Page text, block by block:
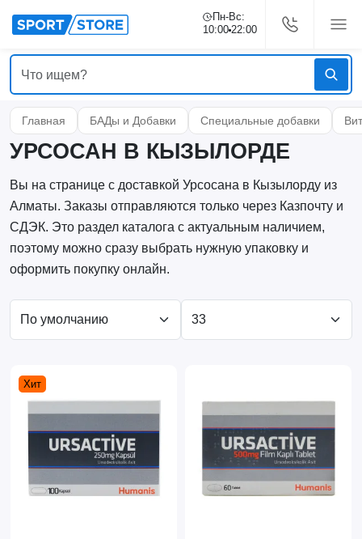
Пн-Вс:
10:00 22:00
Главная БАДы и Добавки Специальные добавки
УРСОСАН В КЫЗЫЛОРДЕ
Вы на странице с доставкой Урсосана в Кызылорду из
Алматы. Заказы отправляются только через Казпочту и
СДЭК. Это раздел каталога с актуальным наличием,
поэтому можно сразу выбрать нужную упаковку и
оформить покупку онлайн.
Хит